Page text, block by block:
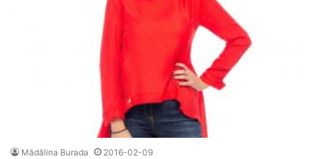
Mădălina Burada 2016-02-09